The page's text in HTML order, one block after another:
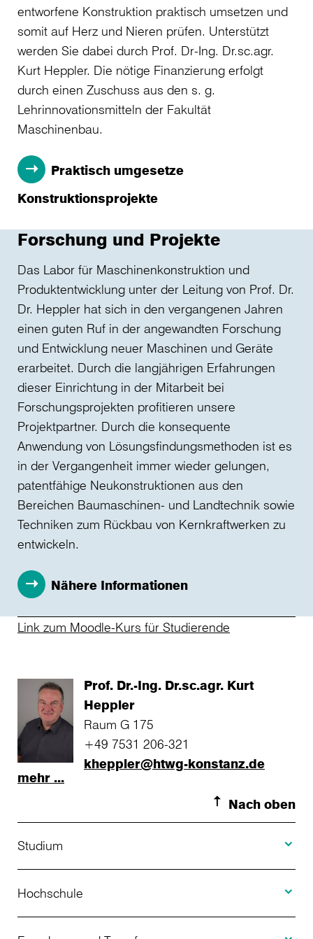
entworfene Konstruktion praktisch umsetzen und
somit auf Herz und Nieren prüfen. Unterstützt
werden Sie dabei durch Prof. Dr-Ing. Dr.sc.agr.
Kurt Heppler. Die nötige Finanzierung erfolgt
durch einen Zuschuss aus den s. g.
Lehrinnovationsmitteln der Fakultät
Maschinenbau.
Praktisch umgesetze
Konstruktionsprojekte
Forschung und Projekte
Das Labor für Maschinenkonstruktion und
Produktentwicklung unter der Leitung von Prof. Dr.
Dr. Heppler hat sich in den vergangenen Jahren
einen guten Ruf in der angewandten Forschung
und Entwicklung neuer Maschinen und Geräte
erarbeitet. Durch die langjährigen Erfahrungen
dieser Einrichtung in der Mitarbeit bei
Forschungsprojekten profitieren unsere
Projektpartner. Durch die konsequente
Anwendung von Lösungsfindungsmethoden ist es
in der Vergangenheit immer wieder gelungen,
patentfähige Neukonstruktionen aus den
Bereichen Baumaschinen- und Landtechnik sowie
Techniken zum Rückbau von Kernkraftwerken zu
entwickeln.
Nähere Informationen
Link zum Moodle-Kurs für Studierende
mehr ...
Prof. Dr.-Ing. Dr.sc.agr. Kurt
Heppler
Raum G 175
+49 7531 206-321
kheppler@htwg-konstanz.de
Nach oben
Studium
Studienangebot
Hochschule